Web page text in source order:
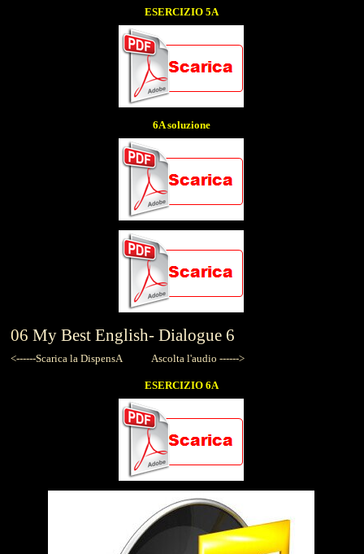
ESERCIZIO 5A
6A soluzione
06 My Best English- Dialogue 6
<------Scarica la DispensA Ascolta l'audio ------>
ESERCIZIO 6A